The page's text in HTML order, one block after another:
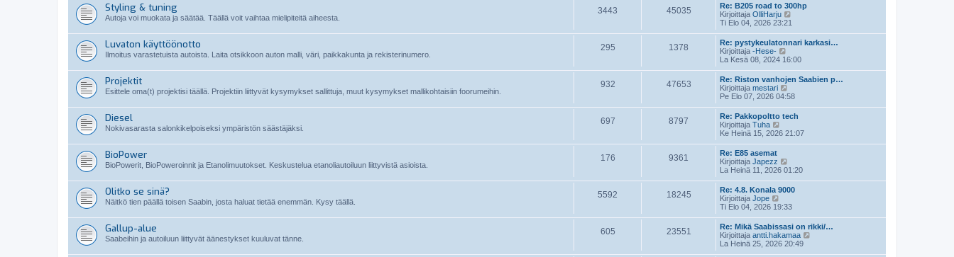
e
s
t
i
n
v
i
e
t
ä
s
i
i
e
Styling & tuning
Autoja voi muokata ja säätää. Täällä voit vaihtaa mielipiteitä aiheesta.
3443 45035
Re: B205 road to 300hp
Kirjoittaja OlliHarju
ä
u
u
s
i
v
i
e
t
Ti Elo 04, 2026 23:21
Luvaton käyttöönotto
Ilmoitus varastetuista autoista. Laita otsikkoon auton malli, väri, paikkakunta ja rekisterinumero.
295 1378
Re: pystykeulatonnari karkasi…
Kirjoittaja -Hese-
ä
t
ä
u
u
s
i
v
i
s
t
La Kesä 08, 2024 16:00
Projektit
Esittele oma(t) projektisi täällä. Projektiin liittyvät kysymykset sallittuja, muut kysymykset mallikohtaisiin foorumeihin.
932 47653
Re: Riston vanhojen Saabien p…
Kirjoittaja mestari
ä
ä
u
u
s
v
i
e
t
Pe Elo 07, 2026 04:58
Diesel
Nokivasarasta salonkikelpoiseksi ympäristön säästäjäksi.
697 8797
Re: Pakkopoltto tech
Kirjoittaja Tuha
ä
ä
u
u
s
i
v
i
e
s
t
Ke Heinä 15, 2026 21:07
BioPower
BioPowerit, BioPoweroinnit ja Etanolimuutokset. Keskustelua etanoliautoiluun liittyvistä asioista.
176 9361
Re: E85 asemat
Kirjoittaja Japezz
ä
t
ä
u
u
s
i
n
v
i
La Heinä 11, 2026 01:20
Olitko se sinä?
Näitkö tien päällä toisen Saabin, josta haluat tietää enemmän. Kysy täällä.
5592 18245
Re: 4.8. Konala 9000
Kirjoittaja Jope
ä
ä
u
u
Ti Elo 04, 2026 19:33
Gallup-alue
Saabeihin ja autoiluun liittyvät äänestykset kuuluvat tänne.
605 23551
Re: Mikä Saabissasi on rikki/…
Kirjoittaja antti.hakamaa
La Heinä 25, 2026 20:49